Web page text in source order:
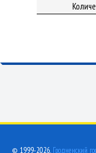
© 1999-2026, Гродненский